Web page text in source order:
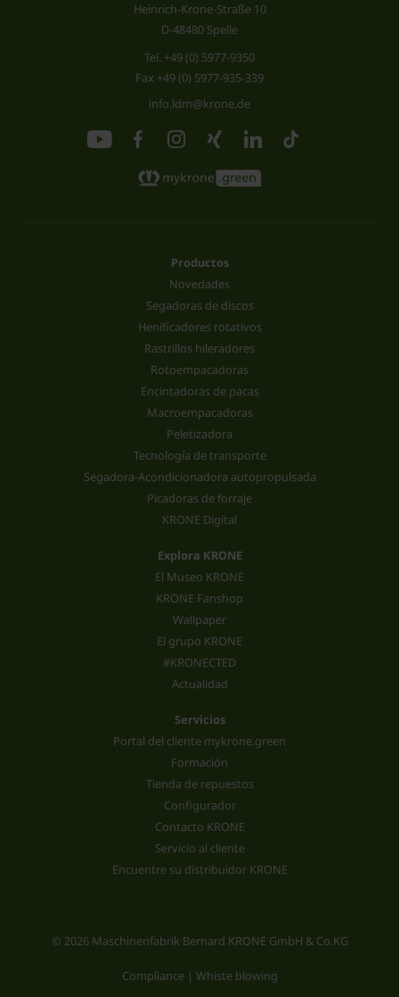
Heinrich-Krone-Straße 10
D-48480 Spelle
Tel. +49 (0) 5977-9350
Fax +49 (0) 5977-935-339
info.ldm@krone.de
Productos
Novedades
Segadoras de discos
Henificadores rotativos
Rastrillos hileradores
Rotoempacadoras
Encintadoras de pacas
Macroempacadoras
Peletizadora
Tecnología de transporte
Segadora-Acondicionadora autopropulsada
Picadoras de forraje
KRONE Digital
Explora KRONE
El Museo KRONE
KRONE Fanshop
Wallpaper
El grupo KRONE
#KRONECTED
Actualidad
Servicios
Portal del cliente mykrone.green
Formación
Tienda de repuestos
Configurador
Contacto KRONE
Servicio al cliente
Encuentre su distribuidor KRONE
© 2026 Maschinenfabrik Bernard KRONE GmbH & Co.KG
Compliance | Whiste blowing